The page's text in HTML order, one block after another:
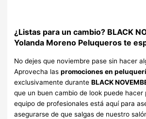
¿Listas para un cambio? BLACK
Yolanda Moreno Peluqueros te
No dejes que noviembre pase sin hacer
Aprovecha laspromociones en
exclusivamente duranteBLACK
que un buen cambio de look puede hacer
equipo de profesionales está aquí para
asegurarse de que salgas de nuestro